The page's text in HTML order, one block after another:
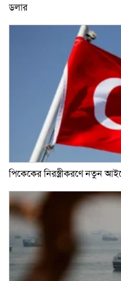
ডলার
পিকেকের নিরস্ত্রীকরণে নতুন